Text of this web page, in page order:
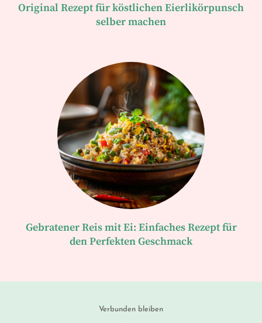
Original Rezept für köstlichen Eierlikörpunsch
selber machen
Gebratener Reis mit Ei: Einfaches Rezept für
den Perfekten Geschmack
Verbunden bleiben